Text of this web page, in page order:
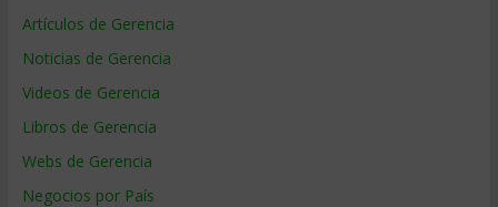
Artículos de Gerencia
Noticias de Gerencia
Videos de Gerencia
Libros de Gerencia
Webs de Gerencia
Negocios por País